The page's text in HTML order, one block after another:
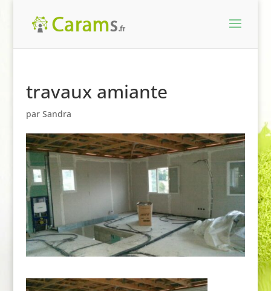
travaux amiante
par Sandra